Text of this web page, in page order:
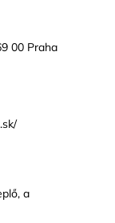
00 Praha
a